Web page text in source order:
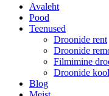
Avaleht
Pood
Teenused
Droonide rent
Droonide
Filmimine
Droonide kool
Blog